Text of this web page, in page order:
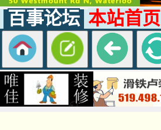
百事论坛 本站首页